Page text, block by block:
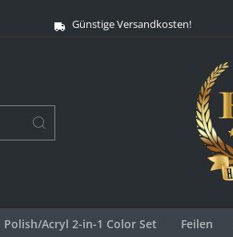
Günstige Versandkosten!
Polish/Acryl 2-in-1 Color Set Feilen